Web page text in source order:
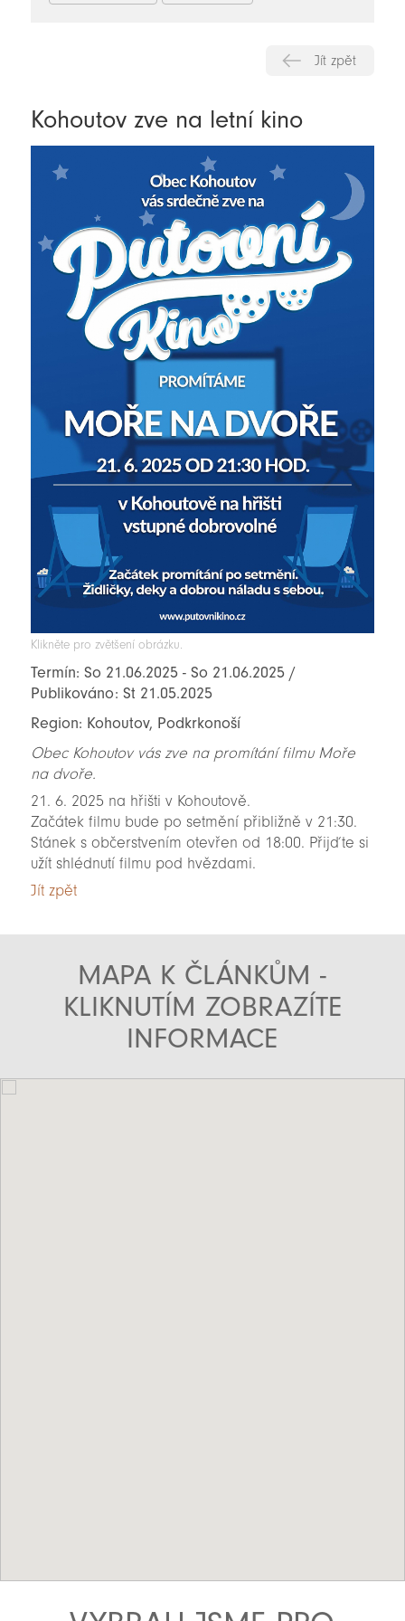
Jít zpět
Kohoutov zve na letní kino
Klikněte pro zvětšení obrázku.
Termín: So 21.06.2025 - So 21.06.2025 /
Publikováno: St 21.05.2025
Region: Kohoutov, Podkrkonoší
Obec Kohoutov vás zve na promítání filmu Moře
na dvoře.
21. 6. 2025 na hřišti v Kohoutově.
Začátek filmu bude po setmění přibližně v 21:30.
Stánek s občerstvením otevřen od 18:00. Přijďte si
užít shlédnutí filmu pod hvězdami.
Jít zpět
MAPA K ČLÁNKŮM -
KLIKNUTÍM ZOBRAZÍTE
INFORMACE